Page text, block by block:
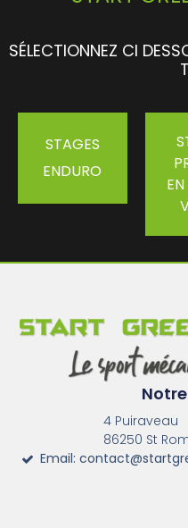
SÉLECTIONNEZ CI
STAGES
ENDURO
4 Puiraveau
86250 St
Email: